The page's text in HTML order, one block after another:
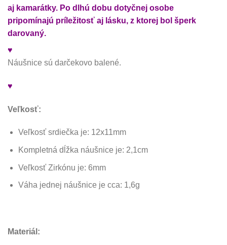
aj kamarátky. Po dlhú dobu dotyčnej osobe
pripomínajú príležitosť aj lásku, z ktorej bol šperk
darovaný.
♥
Náušnice sú darčekovo balené.
♥
Veľkosť:
Veľkosť srdiečka je: 12x11mm
Kompletná dĺžka náušnice je: 2,1cm
Veľkosť Zirkónu je: 6mm
Váha jednej náušnice je cca: 1,6g
Materiál: